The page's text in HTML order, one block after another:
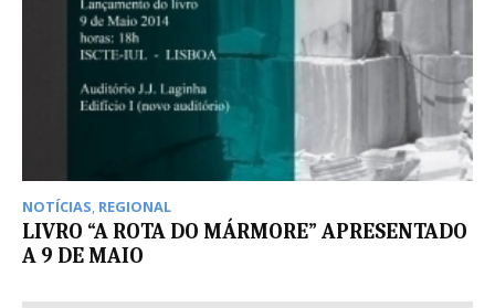
NOTÍCIAS, REGIONAL
LIVRO “A ROTA DO MÁRMORE” APRESENTADO
A 9 DE MAIO